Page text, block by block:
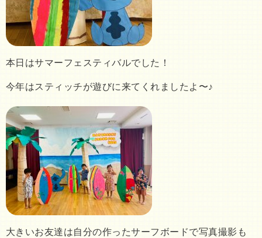
本日はサマーフェスティバルでした！
今年はスティッチが遊びに来てくれましたよ〜♪
大きいお友達は自分の作ったサーフボードで写真撮影も